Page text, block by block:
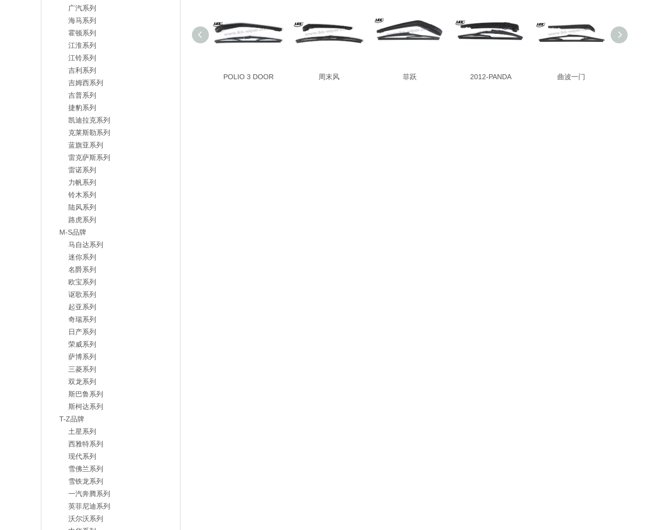
广汽系列
海马系列
霍顿系列
江淮系列
江铃系列
吉利系列
吉姆西系列
吉普系列
捷豹系列
凯迪拉克系列
克莱斯勒系列
蓝旗亚系列
雷克萨斯系列
雷诺系列
力帆系列
铃木系列
陆风系列
路虎系列
M-S品牌
马自达系列
迷你系列
名爵系列
欧宝系列
讴歌系列
起亚系列
奇瑞系列
日产系列
荣威系列
萨博系列
三菱系列
双龙系列
斯巴鲁系列
斯柯达系列
T-Z品牌
土星系列
西雅特系列
现代系列
雪佛兰系列
雪铁龙系列
一汽奔腾系列
英菲尼迪系列
沃尔沃系列
POLIO 3 DOOR 周末风 菲跃 2012-PANDA 曲波一门